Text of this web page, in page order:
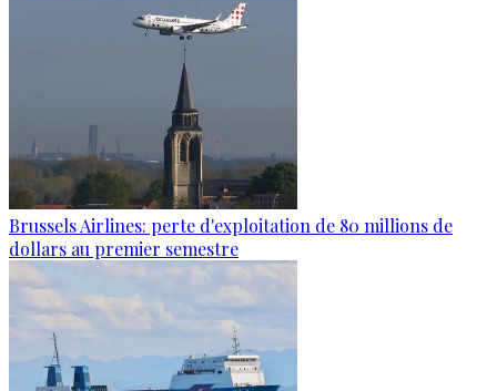
Brussels Airlines: perte d'exploitation de 80 millions de
dollars au premier semestre